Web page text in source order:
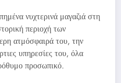
νυχτερινά μαγαζιά στη
περιοχή των
ατμόσφαιρά του, την
υπηρεσίες του, όλα
προσωπικό.